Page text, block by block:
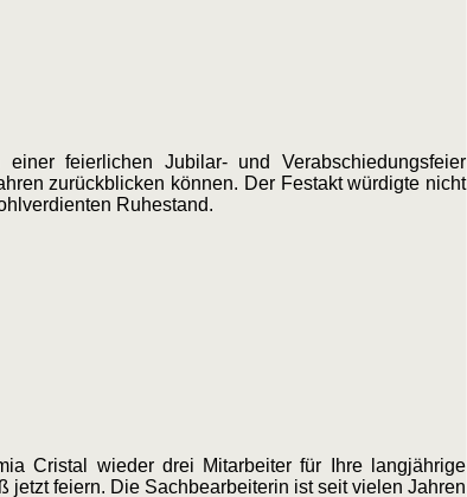
feierlichen Jubilar- und Verabschiedungsfeier
zurückblicken können. Der Festakt würdigte nicht
Ruhestand.
Cristal wieder drei Mitarbeiter für Ihre langjährige
feiern. Die Sachbearbeiterin ist seit vielen Jahren